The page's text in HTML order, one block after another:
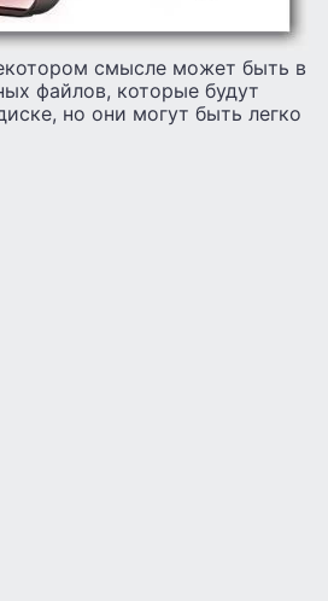
смысле может быть в
файлов, которые будут
но они могут быть легко